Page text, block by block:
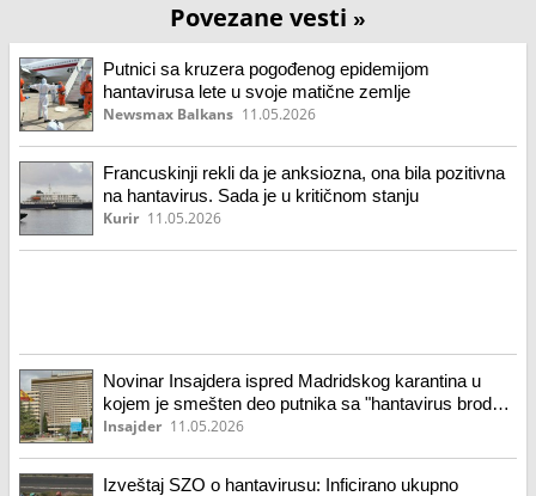
Povezane vesti »
Putnici sa kruzera pogođenog epidemijom
hantavirusa lete u svoje matične zemlje
Newsmax Balkans 11.05.2026
Francuskinji rekli da je anksiozna, ona bila pozitivna
na hantavirus. Sada je u kritičnom stanju
Kurir 11.05.2026
Novinar Insajdera ispred Madridskog karantina u
kojem je smešten deo putnika sa "hantavirus broda"
(VIDEO)
Insajder 11.05.2026
Izveštaj SZO o hantavirusu: Inficirano ukupno